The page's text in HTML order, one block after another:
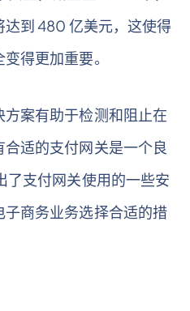
到 480 亿美元，这使得
得更加重要。
案有助于检测和阻止在
适的支付网关是一个良
了支付网关使用的一些安
商务业务选择合适的措